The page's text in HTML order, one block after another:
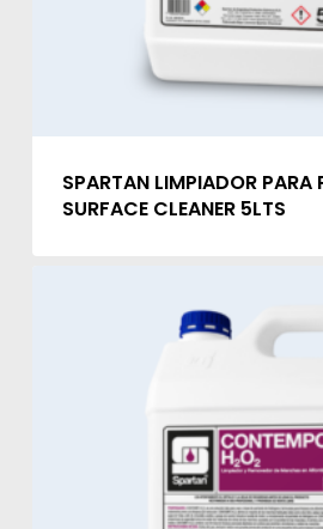
SPARTAN LIMPIADOR PARA
SURFACE CLEANER 5LTS